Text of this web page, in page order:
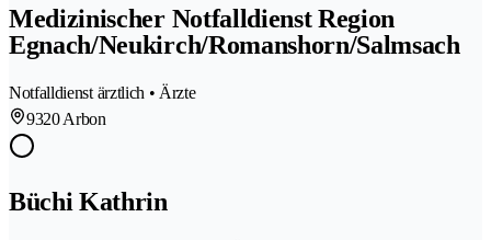
Medizinischer Notfalldienst Region
Egnach/Neukirch/Romanshorn/Salmsach
Notfalldienst ärztlich • Ärzte
9320 Arbon
Büchi Kathrin